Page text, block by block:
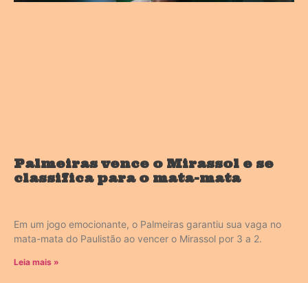
Palmeiras vence o Mirassol e se
classifica para o mata-mata
Em um jogo emocionante, o Palmeiras garantiu sua vaga no
mata-mata do Paulistão ao vencer o Mirassol por 3 a 2.
Leia mais »